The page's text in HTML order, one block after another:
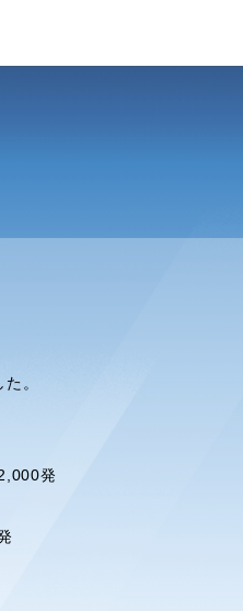
。
発